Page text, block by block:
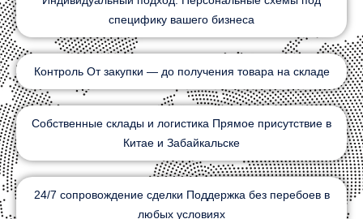
специфику вашего бизнеса
Контроль От закупки — до получения товара на складе
Собственные склады и логистика Прямое присутствие в
Китае и Забайкальске
24/7 сопровождение сделки Поддержка без перебоев в
любых условиях